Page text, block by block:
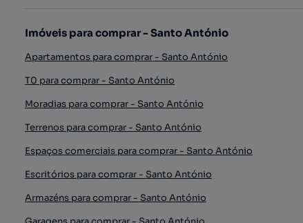
Imóveis para comprar - Santo António
Apartamentos para comprar - Santo António
T0 para comprar - Santo António
Moradias para comprar - Santo António
Terrenos para comprar - Santo António
Espaços comerciais para comprar - Santo António
Escritórios para comprar - Santo António
Armazéns para comprar - Santo António